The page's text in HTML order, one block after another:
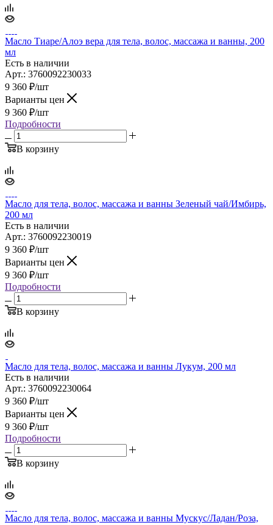
Масло Тиаре/Алоэ вера для тела, волос, массажа и ванны, 200
мл
Есть в наличии
Арт.: 3760092230033
9 360 ₽/шт
Варианты цен
9 360 ₽/шт
Подробности
В корзину
Масло для тела, волос, массажа и ванны Зеленый чай/Имбирь,
200 мл
Есть в наличии
Арт.: 3760092230019
9 360 ₽/шт
Варианты цен
9 360 ₽/шт
Подробности
В корзину
Масло для тела, волос, массажа и ванны Лукум, 200 мл
Есть в наличии
Арт.: 3760092230064
9 360 ₽/шт
Варианты цен
9 360 ₽/шт
Подробности
В корзину
Масло для тела, волос, массажа и ванны Мускус/Ладан/Роза,